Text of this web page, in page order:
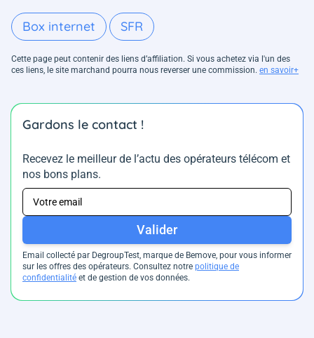
Box internet SFR
Cette page peut contenir des liens d’affiliation. Si vous achetez via l'un des
ces liens, le site marchand pourra nous reverser une commission. en savoir+
Gardons le contact !
Recevez le meilleur de l’actu des opérateurs télécom et
nos bons plans.
Valider
Email collecté par DegroupTest, marque de Bemove, pour vous informer
sur les offres des opérateurs. Consultez notre politique de
confidentialité et de gestion de vos données.